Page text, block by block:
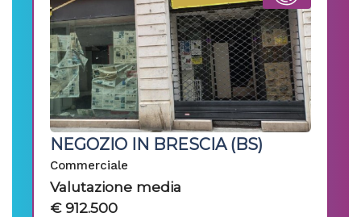
2
CAPANNONE DI 3.450MQ IN
MONTICELLO BRIANZA (LC)
Capannone
Valutazione media